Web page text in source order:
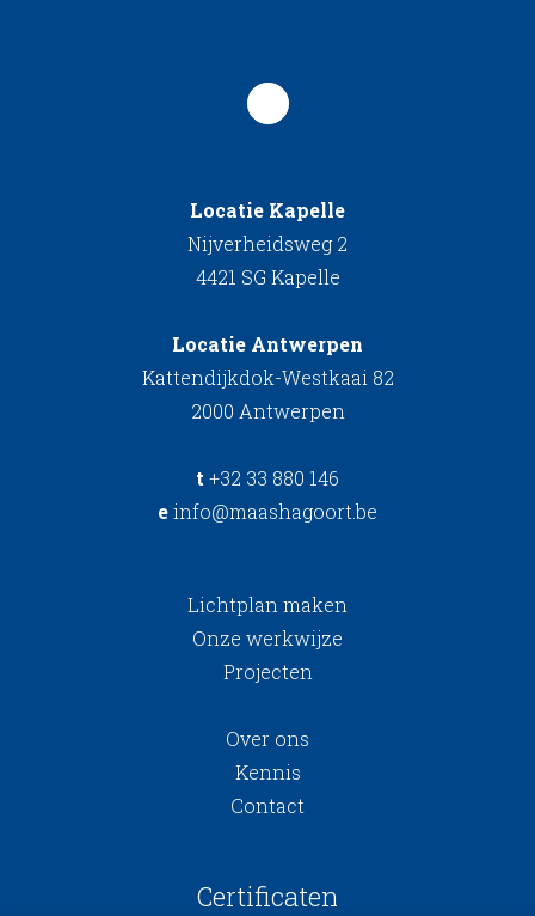
Locatie Kapelle
Nijverheidsweg 2
4421 SG Kapelle
Locatie Antwerpen
Kattendijkdok-Westkaai 82
2000 Antwerpen
t +32 33 880 146
einfo@maashagoort.be
Lichtplan maken
Onze werkwijze
Projecten
Over ons
Kennis
Contact
Certificaten